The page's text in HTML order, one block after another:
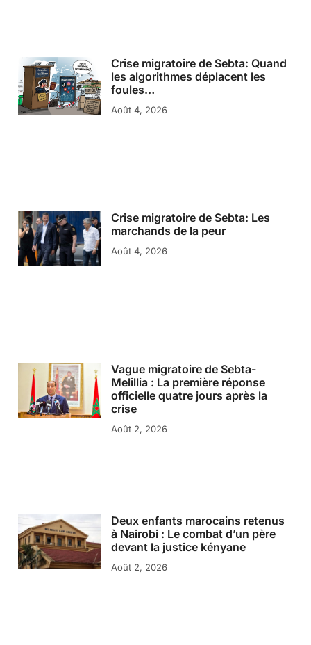
Crise migratoire de Sebta: Quand
les algorithmes déplacent les
foules…
Août 4, 2026
Crise migratoire de Sebta: Les
marchands de la peur
Août 4, 2026
Vague migratoire de Sebta-
Melillia : La première réponse
officielle quatre jours après la
crise
Août 2, 2026
Deux enfants marocains retenus
à Nairobi : Le combat d’un père
devant la justice kényane
Août 2, 2026